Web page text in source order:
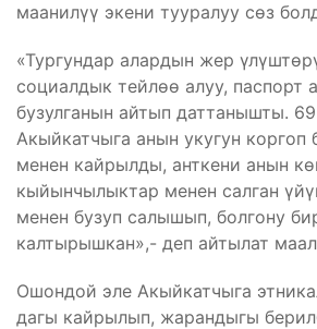
маанилүү экени тууралуу сөз
«Тургундар алардын жер
социалдык тейлөө алуу, паспорт
бузулганын айтып даттанышты.
Акыйкатчыга анын укугун коргоп
менен кайрылды, анткени анын
кыйынчылыктар менен салган
менен бузуп салышып, болгону
калтырышкан»,- деп айтылат
Ошондой эле Акыйкатчыга
дагы кайрылып, жарандыгы